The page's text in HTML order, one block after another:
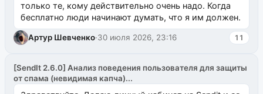
только те, кому действительно очень надо. Когда
бесплатно люди начинают думать, что я им должен.
Артур Шевченко·30 июля 2026, 23:16 11
[SendIt 2.6.0] Анализ поведения пользователя для защиты
от спама (невидимая капча)...